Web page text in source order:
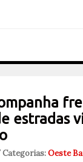
estradas
Categorias:Oeste